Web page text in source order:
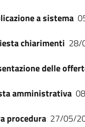
a sistema
chiarimenti 28/
delle
amministrativa
procedura 27/05/